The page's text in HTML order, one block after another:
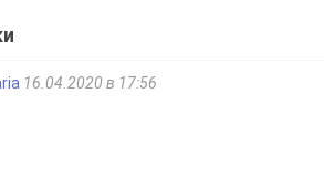
16.04.2020 в 17:56